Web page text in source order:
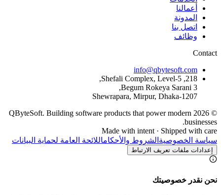
Shewrapara,
QByteSoft. Building software products that
Made with
والأحكاماللائحة العامة لحماية البيانات